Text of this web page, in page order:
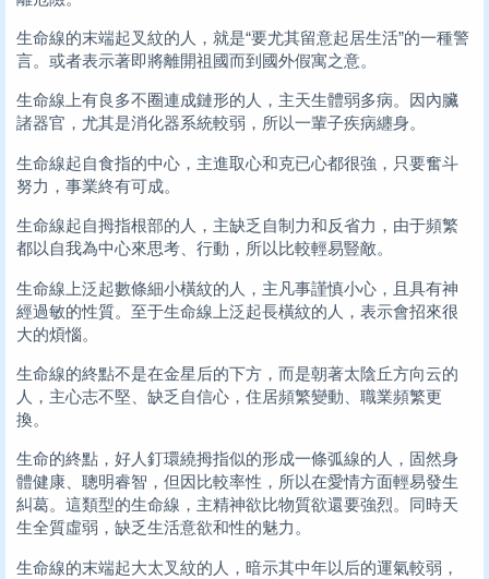
生命線的末端起叉紋的人，就是“要尤其留意起居生活”的一種警
言。或者表示著即將離開祖國而到國外假寓之意。
生命線上有良多不圈連成鏈形的人，主天生體弱多病。因內臟
諸器官，尤其是消化器系統較弱，所以一輩子疾病纏身。
生命線起自食指的中心，主進取心和克已心都很強，只要奮斗
努力，事業終有可成。
生命線起自拇指根部的人，主缺乏自制力和反省力，由于頻繁
都以自我為中心來思考、行動，所以比較輕易豎敵。
生命線上泛起數條細小橫紋的人，主凡事謹慎小心，且具有神
經過敏的性質。至于生命線上泛起長橫紋的人，表示會招來很
大的煩惱。
生命線的終點不是在金星后的下方，而是朝著太陰丘方向云的
人，主心志不堅、缺乏自信心，住居頻繁變動、職業頻繁更
換。
生命的終點，好人釘環繞拇指似的形成一條弧線的人，固然身
體健康、聰明睿智，但因比較率性，所以在愛情方面輕易發生
糾葛。這類型的生命線，主精神欲比物質欲還要強烈。同時天
生全質虛弱，缺乏生活意欲和性的魅力。
生命線的末端起大太叉紋的人，暗示其中年以后的運氣較弱，